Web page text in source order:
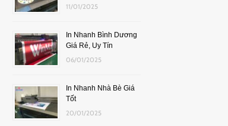
11/01/2025
In Nhanh Bình Dương
Giá Rẻ, Uy Tín
06/01/2025
In Nhanh Nhà Bè Giá
Tốt
20/01/2025